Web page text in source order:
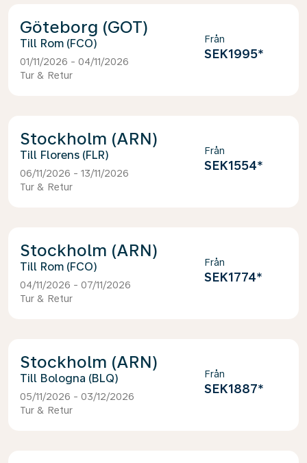
Göteborg (GOT)
Rom (FCO)
01/11/2026 - 04/11/2026
Tur & Retur
Från
SEK1995*
Stockholm (ARN)
Florens (FLR)
06/11/2026 - 13/11/2026
Tur & Retur
Från
SEK1554*
Stockholm (ARN)
Rom (FCO)
04/11/2026 - 07/11/2026
Tur & Retur
Från
SEK1774*
Stockholm (ARN)
Bologna (BLQ)
05/11/2026 - 03/12/2026
Tur & Retur
Från
SEK1887*